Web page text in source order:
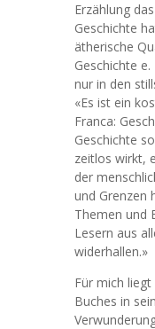
Erzählung
Geschichte
ätherische
Geschichte
nur in den
«Es ist ein
Franca:
Geschichte
zeitlos wirkt,
der
und Grenzen
Themen und
Lesern aus
widerhallen.»
Für mich
Buches in